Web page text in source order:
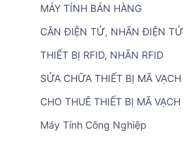
MÁY TÍNH BÁN HÀNG
CÂN ĐIỆN TỬ, NHÃN ĐIỆN TỬ
THIẾT BỊ RFID, NHÃN RFID
SỬA CHỮA THIẾT BỊ MÃ VẠCH
CHO THUÊ THIẾT BỊ MÃ VẠCH
Máy Tính Công Nghiệp